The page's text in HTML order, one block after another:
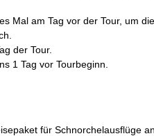
Mal am Tag vor der Tour, um
der Tour.
1 Tag vor Tourbeginn.
für Schnorchelausflüge